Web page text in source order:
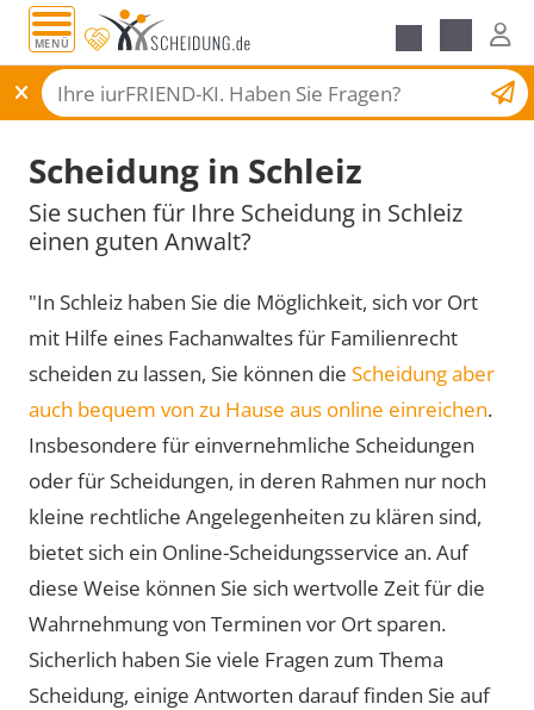
MENÜ
Scheidungsantrag
Scheidung in Schleiz
Sie suchen für Ihre Scheidung in Schleiz
einen guten Anwalt?
"In Schleiz haben Sie die Möglichkeit, sich vor Ort
mit Hilfe eines Fachanwaltes für Familienrecht
scheiden zu lassen, Sie können die Scheidung aber
auch bequem von zu Hause aus online einreichen.
Insbesondere für einvernehmliche Scheidungen
oder für Scheidungen, in deren Rahmen nur noch
kleine rechtliche Angelegenheiten zu klären sind,
bietet sich ein Online-Scheidungsservice an. Auf
diese Weise können Sie sich wertvolle Zeit für die
Wahrnehmung von Terminen vor Ort sparen.
Sicherlich haben Sie viele Fragen zum Thema
Scheidung, einige Antworten darauf finden Sie auf